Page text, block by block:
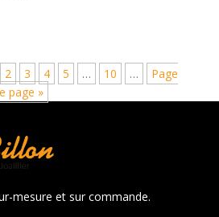
2 3 4 5 … 10 …
Page
page »
mesure et sur commande.